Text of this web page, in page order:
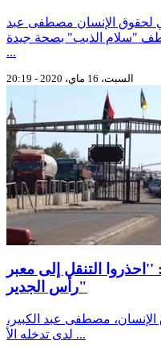
لحقوق الإنسان مصطفى عبد
"سلام الذيب" بصحة جيدة
...
السبت، 16 ماي، 2020 - 20:19
''احذروا التنقل إلى معبر
رأس الجدير"
مصطفى عبد الكبير،
لدى تدخله الأ ...